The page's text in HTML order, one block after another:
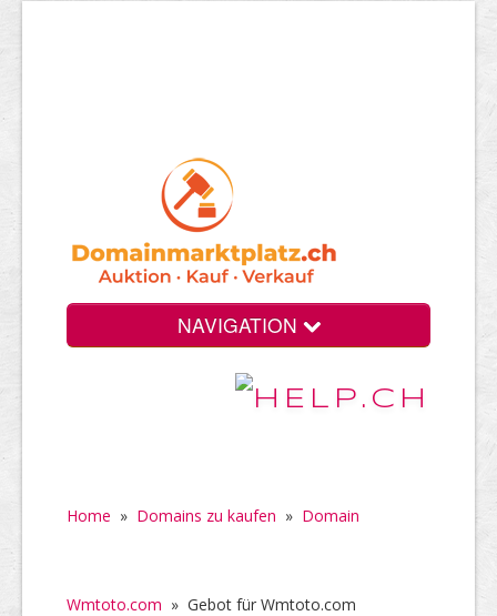
NAVIGATION
Home » Domains zu kaufen » Domain
Wmtoto.com » Gebot für Wmtoto.com